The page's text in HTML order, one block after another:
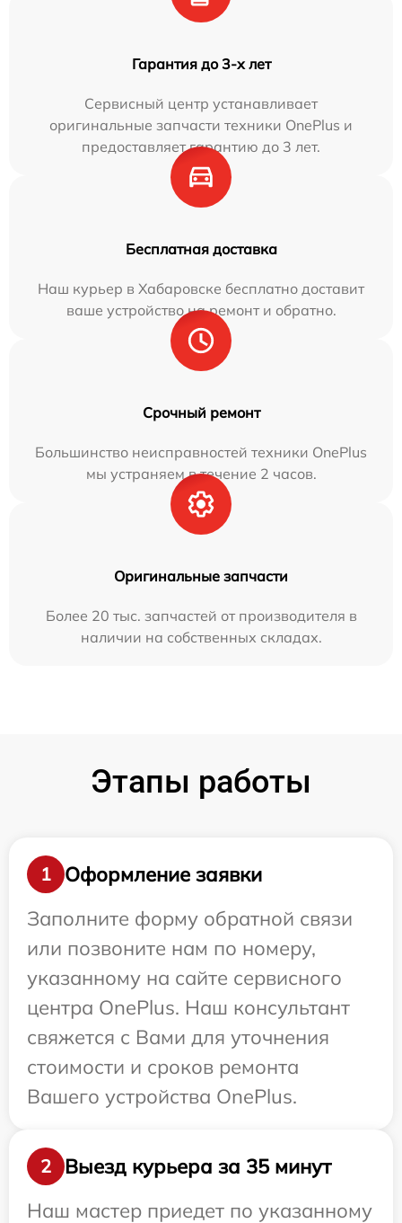
Гарантия до 3-х лет
Сервисный центр устанавливает
оригинальные запчасти техники OnePlus и
предоставляет гарантию до 3 лет.
Бесплатная доставка
Наш курьер в Хабаровске бесплатно доставит
ваше устройство на ремонт и обратно.
Срочный ремонт
Большинство неисправностей техники OnePlus
мы устраняем в течение 2 часов.
Оригинальные запчасти
Более 20 тыс. запчастей от производителя в
наличии на собственных складах.
Этапы работы
1
Оформление заявки
Заполните форму обратной связи
или позвоните нам по номеру,
указанному на сайте сервисного
центра OnePlus. Наш консультант
свяжется с Вами для уточнения
стоимости и сроков ремонта
Вашего устройства OnePlus.
2
Выезд курьера за 35 минут
Наш мастер приедет по указанному